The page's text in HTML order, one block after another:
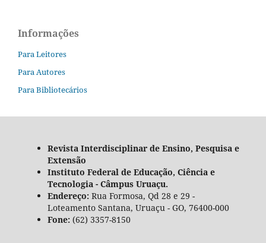
Informações
Para Leitores
Para Autores
Para Bibliotecários
Revista Interdisciplinar de Ensino, Pesquisa e
Extensão
Instituto Federal de Educação, Ciência e
Tecnologia - Câmpus Uruaçu.
Endereço: Rua Formosa, Qd 28 e 29 -
Loteamento Santana, Uruaçu - GO, 76400-000
Fone:(62) 3357-8150